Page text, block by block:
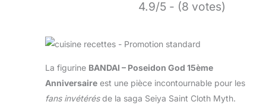
4.9/5 - (8 votes)
La figurine BANDAI – Poseidon God 15ème
Anniversaire est une pièce incontournable pour les
fans invétérésde la saga Seiya Saint Cloth Myth.